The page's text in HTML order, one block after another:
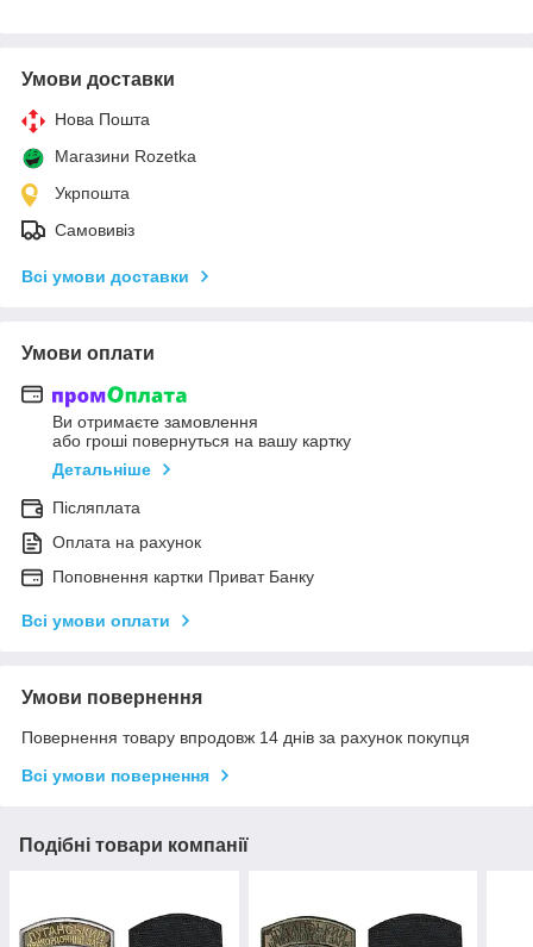
Умови доставки
Нова Пошта
Магазини Rozetka
Укрпошта
Самовивіз
Всі умови доставки
Умови оплати
Ви отримаєте замовлення
або гроші повернуться на вашу картку
Детальніше
Післяплата
Оплата на рахунок
Поповнення картки Приват Банку
Всі умови оплати
Умови повернення
Повернення товару впродовж 14 днів за рахунок покупця
Всі умови повернення
Подібні товари компанії